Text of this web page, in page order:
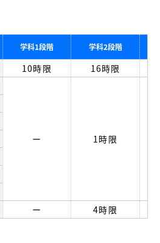
学科1段階 学科2段階
10時限
16時限
ー 1時限
ー 4時限